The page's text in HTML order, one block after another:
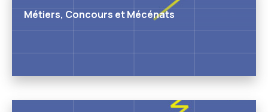
Métiers, Concours et Mécénats